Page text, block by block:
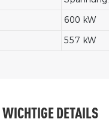
600 kW
557 kW
WICHTIGE DETAILS